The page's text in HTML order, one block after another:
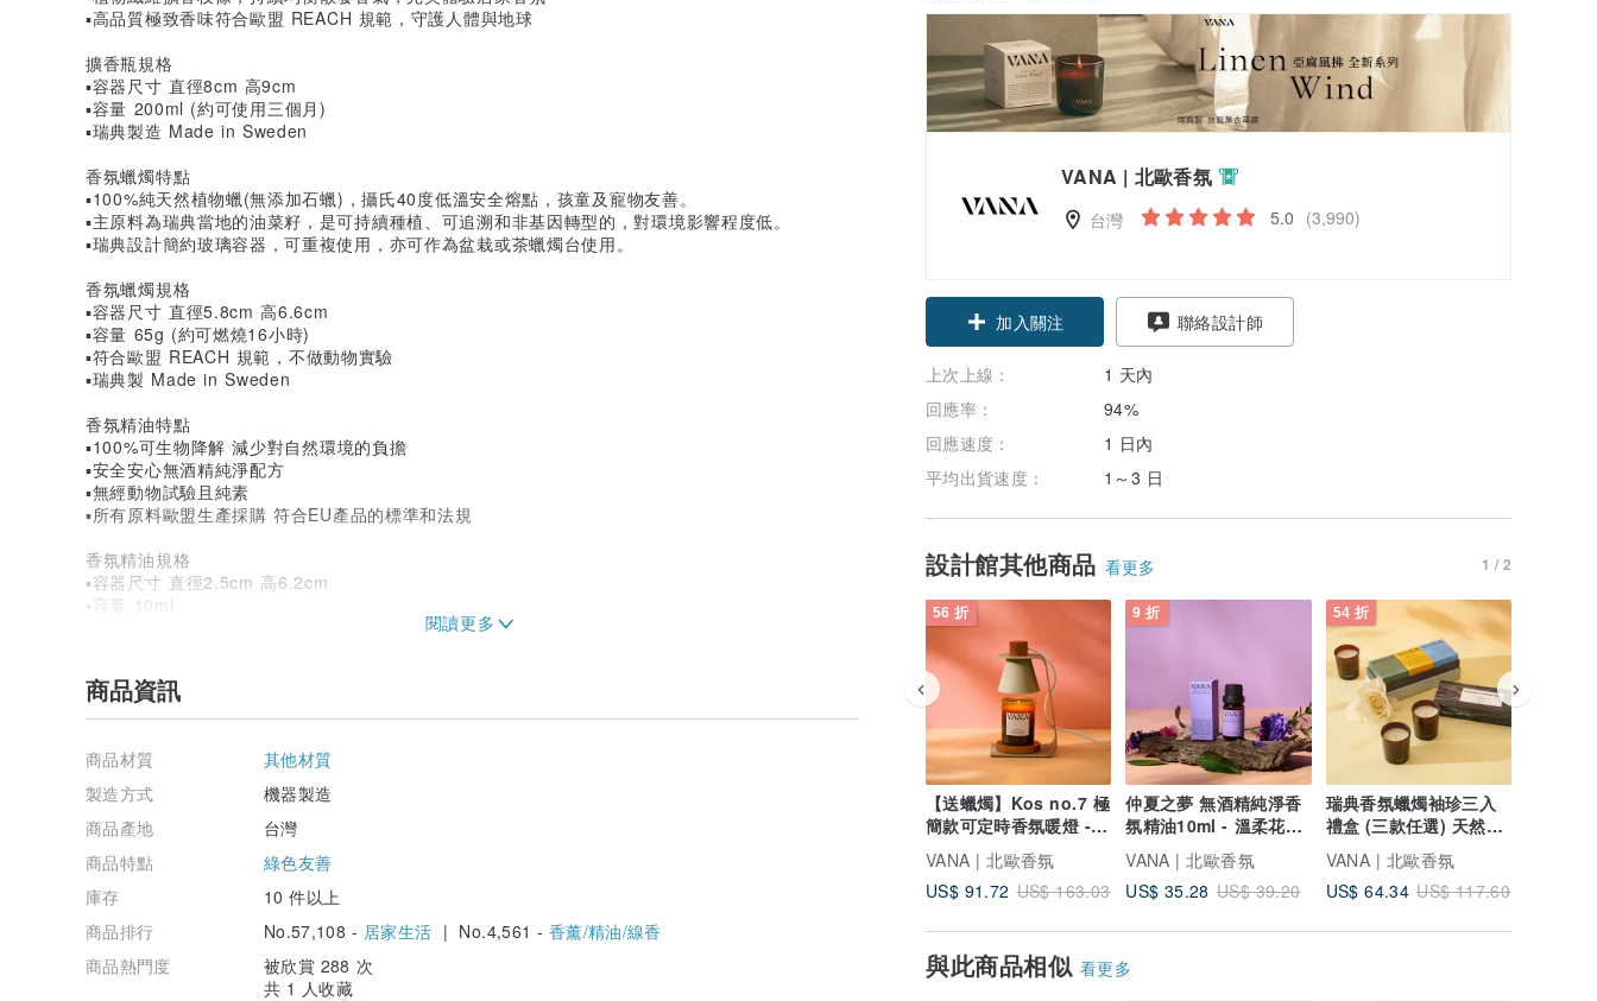
VANA | 北歐香氛
台灣 5.0 (3,990)
加入關注 聯絡設計師
上次上線：
1 天內
回應率：
94%
回應速度：
1 日內
平均出貨速度：
1～3 日
設計館其他商品 看更多 1 / 2
56 折
【送蠟燭】Kos no.7 極
簡款可定時香氛暖燈 -
溫暖灰 可調光
VANA | 北歐香氛
US$ 91.72 US$ 163.03
9 折
仲夏之夢 無酒精純淨香
氛精油10ml - 溫柔花果
調
VANA | 北歐香氛
US$ 35.28 US$ 39.20
54 折
瑞典香氛蠟燭袖珍三入
禮盒 (三款任選) 天然植
物蠟
VANA | 北歐香氛
US$ 64.34 US$ 117.60
與此商品相似 看更多
▪️高品質極致香味符合歐盟 REACH 規範，守護人體與地球
擴香瓶規格
▪️容器尺寸 直徑8cm 高9cm
▪️容量 200ml (約可使用三個月)
▪️瑞典製造 Made in Sweden
香氛蠟燭特點
▪️100%純天然植物蠟(無添加石蠟)，攝氏40度低溫安全熔點，孩童及寵物友善。
▪️主原料為瑞典當地的油菜籽，是可持續種植、可追溯和非基因轉型的，對環境影響程度低。
▪️瑞典設計簡約玻璃容器，可重複使用，亦可作為盆栽或茶蠟燭台使用。
香氛蠟燭規格
▪️容器尺寸 直徑5.8cm 高6.6cm
▪️容量 65g (約可燃燒16小時)
▪️符合歐盟 REACH 規範，不做動物實驗
▪️瑞典製 Made in Sweden
香氛精油特點
▪️100%可生物降解 減少對自然環境的負擔
▪️安全安心無酒精純淨配方
▪️無經動物試驗且純素
▪️所有原料歐盟生產採購 符合EU產品的標準和法規
香氛精油規格
▪️容器尺寸 直徑2.5cm 高6.2cm
▪️容量 10ml
商品資訊
商品材質
其他材質
製造方式
機器製造
商品產地
台灣
商品特點
綠色友善
庫存
10 件以上
商品排行
No.57,108 - 居家生活 | No.4,561 -香薰/精油/線香
商品熱門度
被欣賞 288 次
共 1 人收藏